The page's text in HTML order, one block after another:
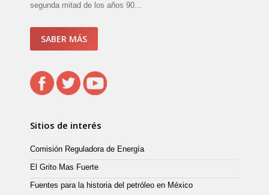
segunda mitad de los años 90...
SABER MÁS
Sitios de interés
Comisión Reguladora de Energía
El Grito Mas Fuerte
Fuentes para la historia del petróleo en México